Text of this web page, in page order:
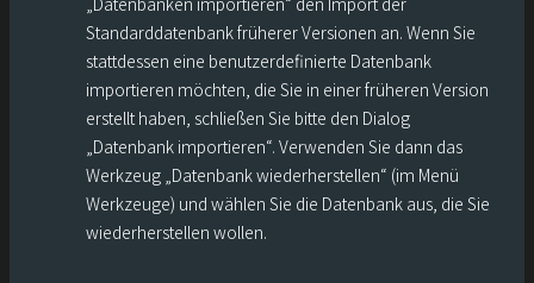
Standarddatenbank früherer Versionen an. Wenn Sie
stattdessen eine benutzerdefinierte Datenbank
importieren möchten, die Sie in einer früheren Version
erstellt haben, schließen Sie bitte den Dialog
„Datenbank importieren“. Verwenden Sie dann das
Werkzeug „Datenbank wiederherstellen“ (im Menü
Werkzeuge) und wählen Sie die Datenbank aus, die Sie
wiederherstellen wollen.